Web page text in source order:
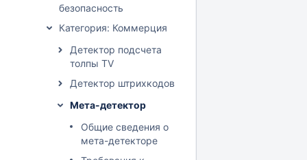
безопасность
Категория: Коммерция
Детектор подсчета
толпы TV
Детектор штрихкодов
Мета-детектор
Общие сведения о
мета-детекторе